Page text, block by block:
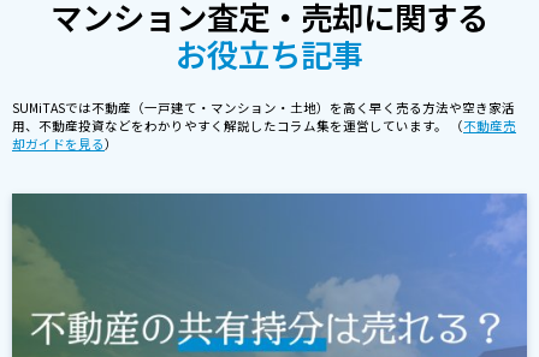
マンション査定・売却に関する
お役立ち記事
SUMiTASでは不動産（一戸建て・マンション・土地）を高く早く売る方法や空き家活
用、不動産投資などをわかりやすく解説したコラム集を運営しています。 （不動産売
却ガイドを見る）